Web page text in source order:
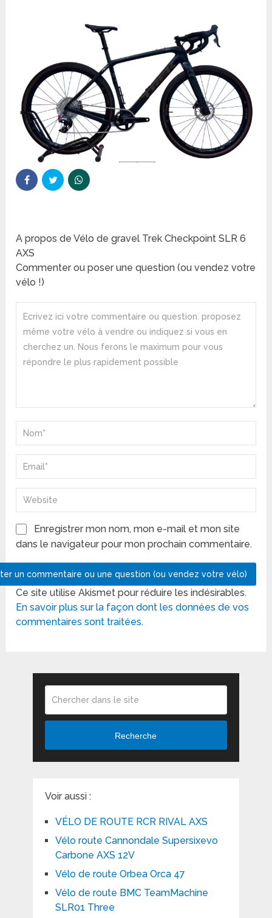
A propos de Vélo de gravel Trek Checkpoint SLR 6
AXS
Commenter ou poser une question (ou vendez votre
vélo !)
Enregistrer mon nom, mon e-mail et mon site
dans le navigateur pour mon prochain commentaire.
Ce site utilise Akismet pour réduire les indésirables.
En savoir plus sur la façon dont les données de vos
commentaires sont traitées.
Recherche
Voir aussi :
VÉLO DE ROUTE RCR RIVAL AXS
Vélo route Cannondale Supersixevo
Carbone AXS 12V
Vélo de route Orbea Orca 47
Vélo de route BMC TeamMachine
SLR01 Three